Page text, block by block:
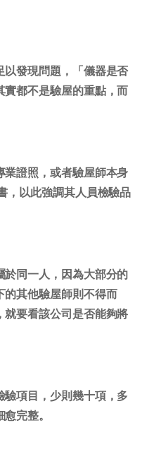
以發現問題，「儀器是否
實都不是驗屋的重點，而
業證照，或者驗屋師本身
，以此強調其人員檢驗品
於同一人，因為大部分的
的其他驗屋師則不得而
就要看該公司是否能夠將
項目，少則幾十項，多
完整。